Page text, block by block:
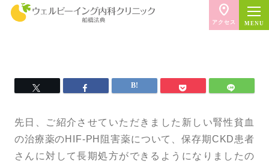
アクセス
先日、ご紹介させていただきました新しい腎性貧血
の治療薬のHIF-PH阻害薬について、保存期CKD患者
さんに対して長期処方ができるようになりましたの